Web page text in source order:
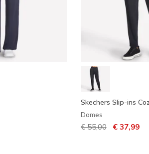
Skechers Slip-ins
Dames
Prijs verlaagd van
€ 55,00naar
€ 37,99